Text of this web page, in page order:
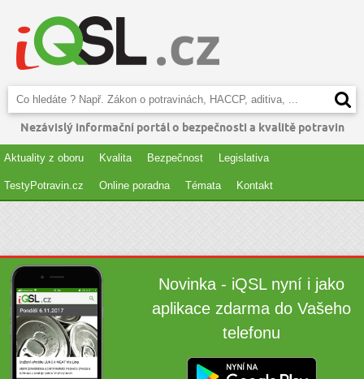
Nezávislý informační portál o bezpečnosti a kvalitě potravin
Aktuality z oboru Kvalita Bezpečnost Legislativa
TestyPotravin.cz Online poradna Témata Kontakt
Novinka - iQSL nyní i jako
aplikace zdarma do Vašeho
telefonu